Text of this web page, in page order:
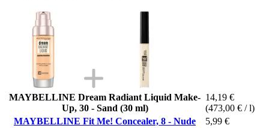
MAYBELLINE Dream Radiant Liquid Make-
Up, 30 - Sand (30 ml)
14,19 €
(473,00 € / l)
MAYBELLINE Fit Me! Concealer, 8 - Nude
5,99 €